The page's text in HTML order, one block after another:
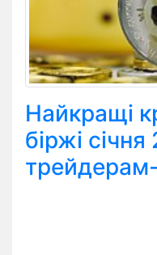
Найкращі
біржі